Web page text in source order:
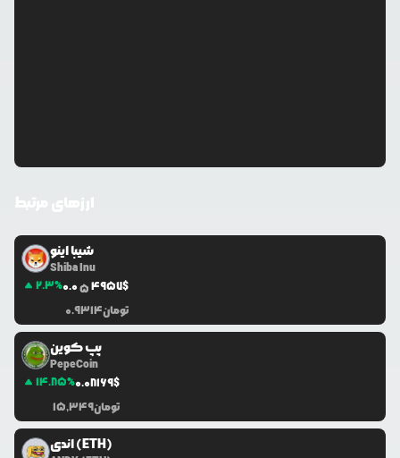
شیبا اینو
Shiba Inu
2.3%0.054957$
0.9314تومان
پپ کوین
PepeCoin
14.85%0.08169$
15,349تومان
اندی (ETH)